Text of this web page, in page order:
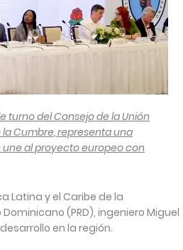
turno del Consejo de la Unión
Cumbre, representa una
al proyecto europeo con
Latina y el Caribe de la
(PRD), ingeniero Miguel
en la región.